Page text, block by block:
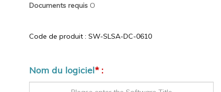
Documents requis O
Code de produit : SW-SLSA-DC-0610
Nom du logiciel* :